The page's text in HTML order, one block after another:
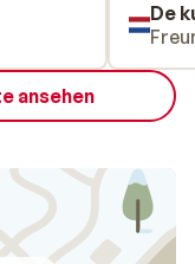
De
ansehen